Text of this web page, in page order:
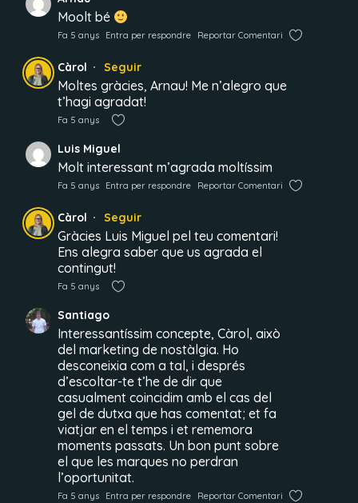
Moolt bé
Fa 5 anys Entra per respondre Reportar Comentari
Càrol Seguir
Moltes gràcies, Arnau! Me n’alegro que
t’hagi agradat!
Fa 5 anys
Luis Miguel
Molt interessant m’agrada moltíssim
Fa 5 anys Entra per respondre Reportar Comentari
Càrol Seguir
Gràcies Luis Miguel pel teu comentari!
Ens alegra saber que us agrada el
contingut!
Fa 5 anys
Santiago
Interessantíssim concepte, Càrol, això
del marketing de nostàlgia. Ho
desconeixia com a tal, i després
d’escoltar-te t’he de dir que
casualment coincidim amb el cas del
gel de dutxa que has comentat; et fa
viatjar en el temps i et rememora
moments passats. Un bon punt sobre
el que les marques no perdran
l’oportunitat.
Fa 5 anys Entra per respondre Reportar Comentari